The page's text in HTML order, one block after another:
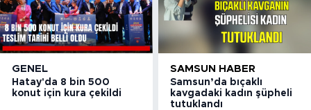
GENEL
Hatay'da 8 bin 500
konut için kura çekildi
SAMSUN HABER
Samsun’da bıçaklı
kavgadaki kadın şüpheli
tutuklandı